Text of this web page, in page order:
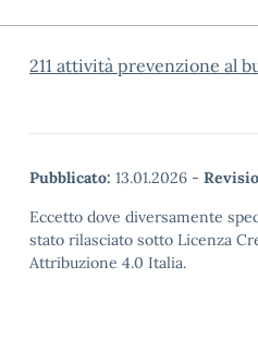
211 attività prevenzione al
Pubblicato: 13.01.2026 -
Eccetto dove diversamente
stato rilasciato sotto Licenza
Attribuzione 4.0 Italia.